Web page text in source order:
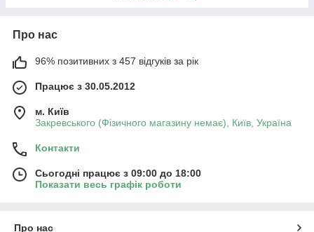
Про нас
96% позитивних з 457 відгуків за рік
Працює з 30.05.2012
м. Київ
Закревського (Фізичного магазину немає), Київ, Україна
Контакти
Сьогодні працює з 09:00 до 18:00
Показати весь графік роботи
Про нас